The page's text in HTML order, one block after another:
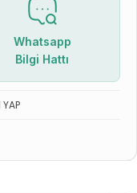
Whatsapp
Bilgi Hattı
YAP